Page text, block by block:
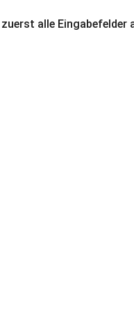
alle Eingabefelder